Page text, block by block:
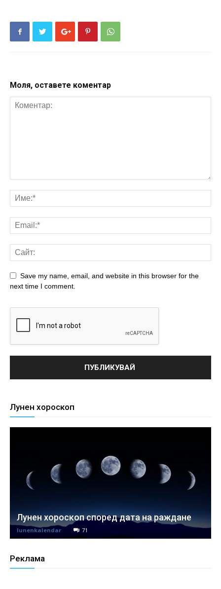
Моля, оставете коментар
Save my name, email, and website in this browser for the
next time I comment.
Лунен хороскоп
Лунен хороскоп според дата на раждане
lunenkalendar 71
Реклама